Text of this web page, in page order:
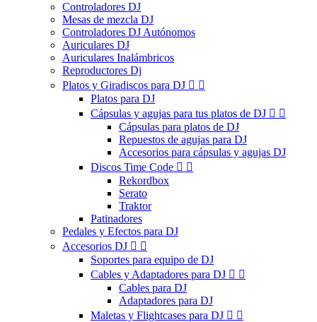
Controladores DJ
Mesas de mezcla DJ
Controladores DJ Autónomos
Auriculares DJ
Auriculares Inalámbricos
Reproductores Dj
Platos y Giradiscos para DJ  
Platos para DJ
Cápsulas y agujas para tus platos de DJ  
Cápsulas para platos de DJ
Repuestos de agujas para DJ
Accesorios para cápsulas y agujas DJ
Discos Time Code  
Rekordbox
Serato
Traktor
Patinadores
Pedales y Efectos para DJ
Accesorios DJ  
Soportes para equipo de DJ
Cables y Adaptadores para DJ  
Cables para DJ
Adaptadores para DJ
Maletas y Flightcases para DJ  